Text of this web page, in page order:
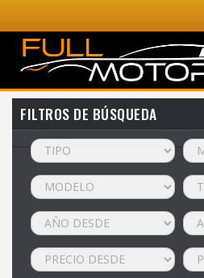
FILTROS DE BÚSQUEDA